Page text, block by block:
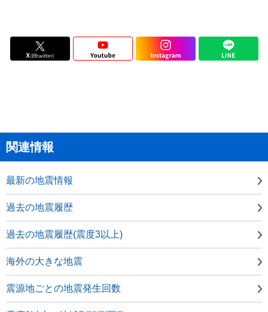
関連情報
最新の地震情報
過去の地震履歴
過去の地震履歴(震度3以上)
海外の大きな地震
震源地ごとの地震発生回数